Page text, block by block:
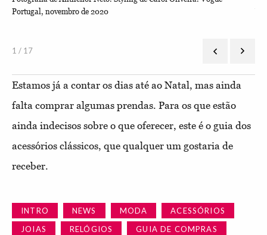
Portugal, novembro de 2020
1 / 17
Estamos já a contar os dias até ao Natal, mas ainda
falta comprar algumas prendas. Para os que estão
ainda indecisos sobre o que oferecer, este é o guia dos
acessórios clássicos, que qualquer um gostaria de
receber.
INTRO NEWS MODA
ACESSÓRIOS
JOIAS
RELÓGIOS
GUIA DE COMPRAS